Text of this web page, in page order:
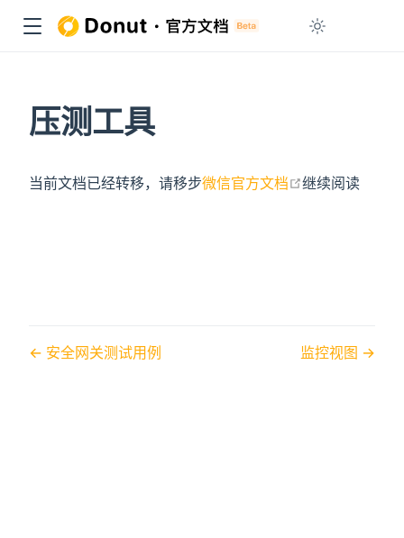
压测工具
当前文档已经转移，请移步微信官方文档 open in new
继续阅读
安全网关测试用例 监控视图